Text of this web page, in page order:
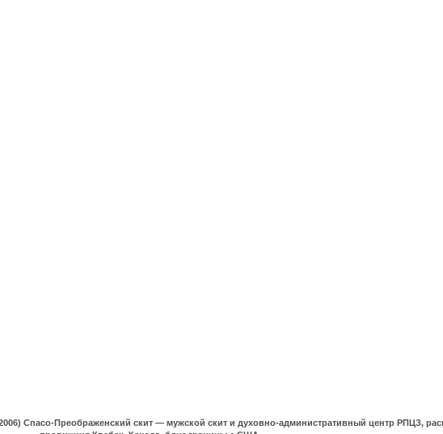
Спасо-Преображенский скит — мужской скит и духовно-административный центр РПЦЗ,